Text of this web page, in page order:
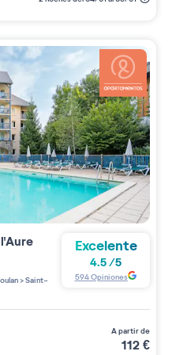
>Saint-
Excelente
4.5/5
594Opiniones
a partir de
112€